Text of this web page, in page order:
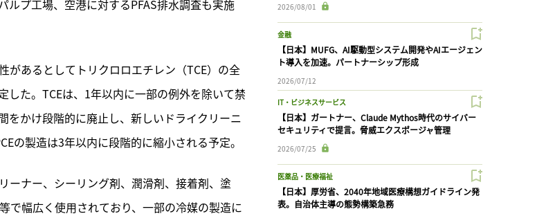
ルプ工場、空港に対するPFAS排水調査も実施
があるとしてトリクロロエチレン（TCE）の全
した。TCEは、1年以内に一部の例外を除いて禁
をかけ段階的に廃止し、新しいドライクリーニ
の製造は3年以内に段階的に縮小される予定。
ーナー、シーリング剤、潤滑剤、接着剤、塗
で幅広く使用されており、一部の冷媒の製造に
2026/08/01
金融
【日本】MUFG、AI駆動型システム開発やAIエージェン
ト導入を加速。パートナーシップ形成
2026/07/12
IT・ビジネスサービス
【日本】ガートナー、Claude Mythos時代のサイバー
セキュリティで提言。脅威エクスポージャ管理
2026/07/25
医薬品・医療福祉
【日本】厚労省、2040年地域医療構想ガイドライン発
表。自治体主導の態勢構築急務